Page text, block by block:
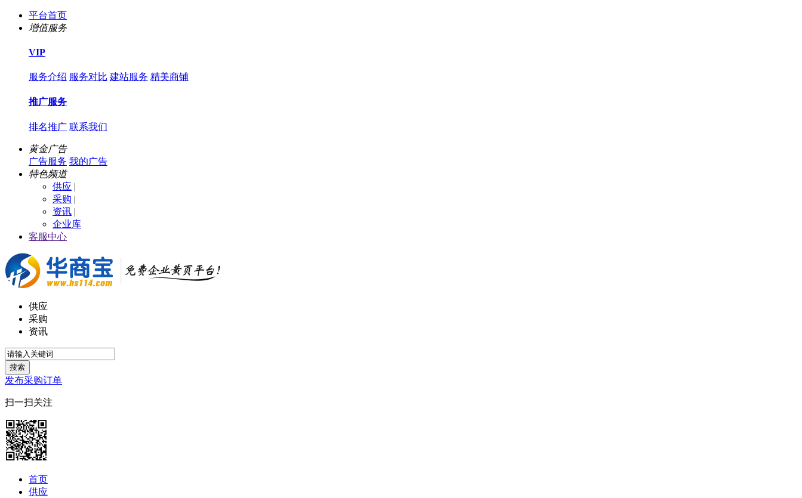
平台首页
增值服务
VIP
服务介绍 服务对比 建站服务 精美商铺
推广服务
排名推广 联系我们
黄金广告
广告服务 我的广告
特色频道
供应 |
采购 |
资讯 |
企业库
客服中心
供应
采购
资讯
搜索
发布采购订单
扫一扫关注
首页
供应